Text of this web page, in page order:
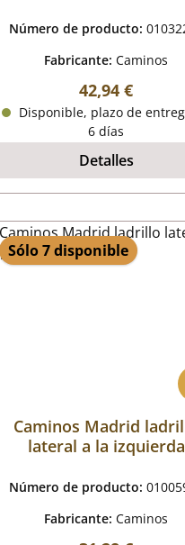
Número de producto:
Fabricante:Caminos
Precio normal:
42,94 €
Disponible, plazo de
6 días
Detalles
Sólo 7 disponible
Caminos Madrid
lateral a la izquierda
Número de producto:
Fabricante:Caminos